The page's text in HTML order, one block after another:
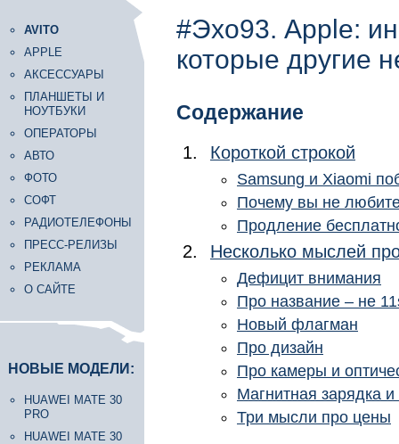
AVITO
APPLE
АКСЕССУАРЫ
ПЛАНШЕТЫ И
НОУТБУКИ
ОПЕРАТОРЫ
АВТО
ФОТО
СОФТ
РАДИОТЕЛЕФОНЫ
ПРЕСС-РЕЛИЗЫ
РЕКЛАМА
О САЙТЕ
НОВЫЕ МОДЕЛИ:
HUAWEI MATE 30
PRO
HUAWEI MATE 30
#Эхо93. Apple:
которые другие
Содержание
Короткой строкой
Samsung и Xiaomi
Почему вы не
Продление
Несколько мыслей
Дефицит внимания
Про название – не
Новый флагман
Про дизайн
Про камеры и
Магнитная зарядка и
Три мысли про цены